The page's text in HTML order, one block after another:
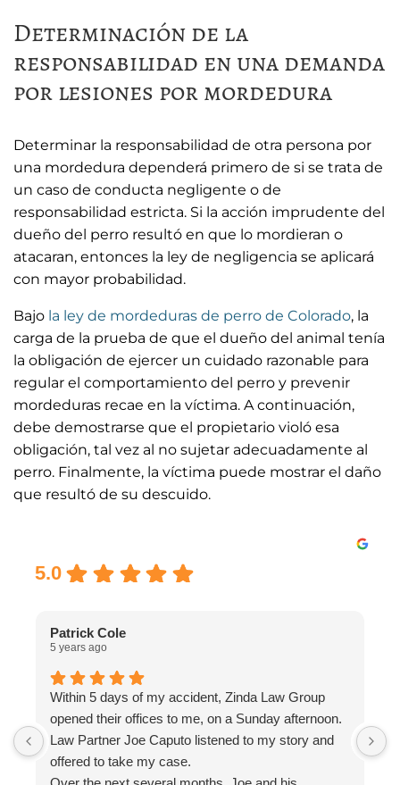
Determinación de la
responsabilidad en una demanda
por lesiones por mordedura
Determinar la responsabilidad de otra persona por
una mordedura dependerá primero de si se trata de
un caso de conducta negligente o de
responsabilidad estricta. Si la acción imprudente del
dueño del perro resultó en que lo mordieran o
atacaran, entonces la ley de negligencia se aplicará
con mayor probabilidad.
Bajo la ley de mordeduras de perro de Colorado, la
carga de la prueba de que el dueño del animal tenía
la obligación de ejercer un cuidado razonable para
regular el comportamiento del perro y prevenir
mordeduras recae en la víctima. A continuación,
debe demostrarse que el propietario violó esa
obligación, tal vez al no sujetar adecuadamente al
perro. Finalmente, la víctima puede mostrar el daño
que resultó de su descuido.
5.0
Patrick Cole
5 years ago
Within 5 days of my accident, Zinda Law Group
opened their offices to me, on a Sunday afternoon.
Law Partner Joe Caputo listened to my story and
offered to take my case.